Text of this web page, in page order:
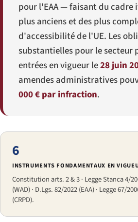
pour l'EAA — faisant du cadre
plus anciens et des plus
d'accessibilité de l'UE. Les
substantielles pour le secteur
entrées en vigueur le28 juin
amendes administratives
000 € par infraction.
6
INSTRUMENTS FONDAMENTAUX EN
Constitution arts. 2 & 3 · Legge Stanca 4/
(WAD) · D.Lgs. 82/2022 (EAA) · Legge 67/
(CRPD).